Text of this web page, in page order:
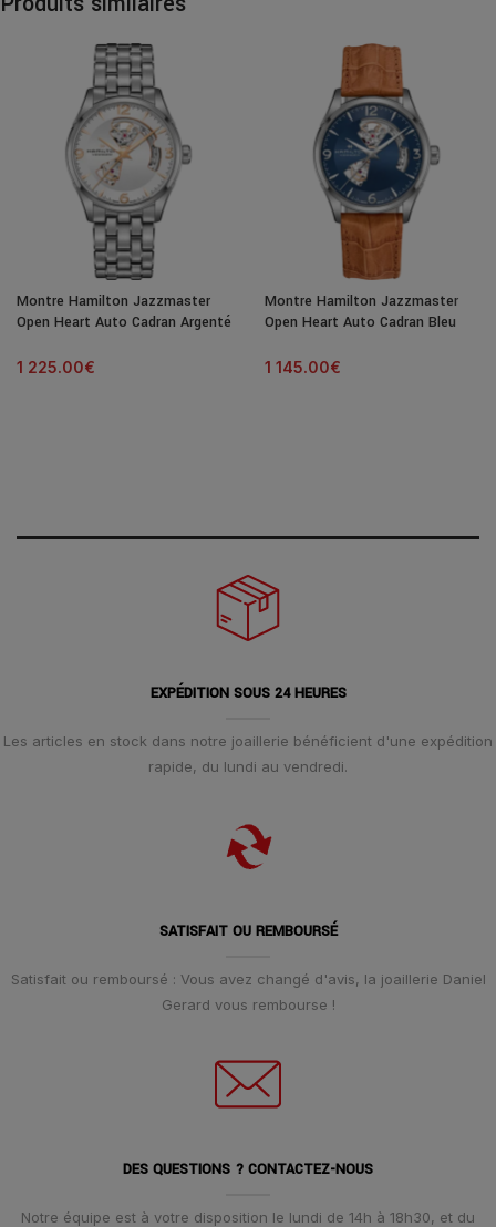
Montre Hamilton Jazzmaster
Open Heart Auto Cadran Argenté
1 225.00€
Montre Hamilton Jazzmaster
Open Heart Auto Cadran Bleu
1 145.00€
EXPÉDITION SOUS 24 HEURES
Les articles en stock dans notre joaillerie bénéficient d'une expédition
rapide, du lundi au vendredi.
SATISFAIT OU REMBOURSÉ
Satisfait ou remboursé : Vous avez changé d'avis, la joaillerie Daniel
Gerard vous rembourse !
DES QUESTIONS ? CONTACTEZ-NOUS
Notre équipe est à votre disposition le lundi de 14h à 18h30, et du